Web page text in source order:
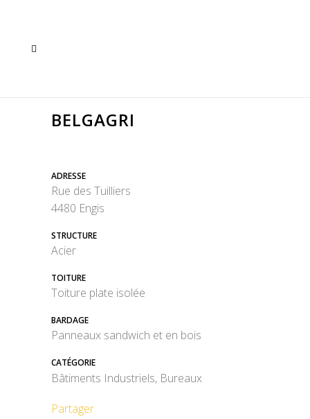
BELGAGRI
ADRESSE
Rue des Tuilliers
4480 Engis
STRUCTURE
Acier
TOITURE
Toiture plate isolée
BARDAGE
Panneaux sandwich et en bois
CATÉGORIE
Bâtiments Industriels, Bureaux
Partager